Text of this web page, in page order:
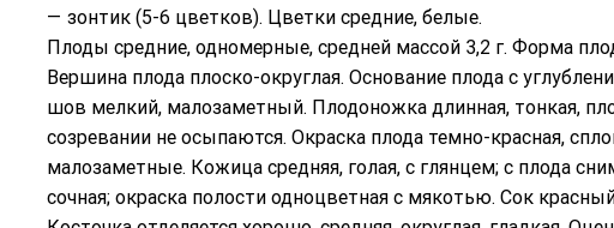
— зонтик (5-6 цветков). Цветки средние, белые.
Плоды средние, одномерные, средней массой 3,2 г. Форма
Вершина плода плоско-округлая. Основание плода с
шов мелкий, малозаметный. Плодоножка длинная, тонкая,
созревании не осыпаются. Окраска плода темно-красная,
малозаметные. Кожица средняя, голая, с глянцем; с плода
сочная; окраска полости одноцветная с мякотью. Сок